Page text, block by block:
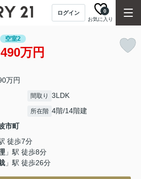
ログイン
お気に入り
0
空室2
万円
万円
間取り 3LDK
所在階 4階/14階建
市町
徒歩7分
」駅 徒歩8分
」駅 徒歩26分